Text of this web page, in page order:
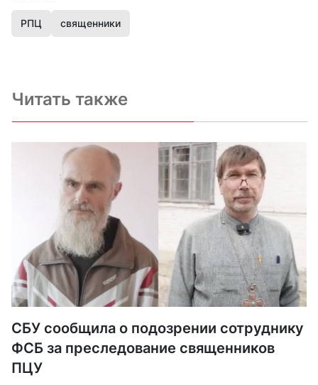
РПЦ священники
Читать также
СБУ сообщила о подозрении сотруднику
ФСБ за преследование священников
ПЦУ